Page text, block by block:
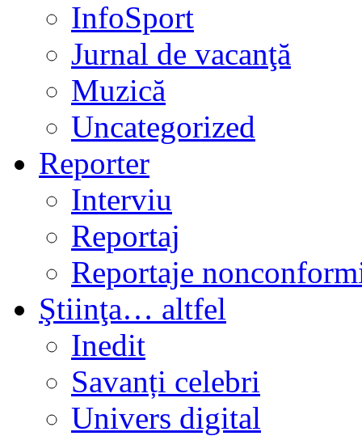
InfoSport
Jurnal de vacanţă
Muzică
Uncategorized
Reporter
Interviu
Reportaj
Reportaje
Ştiinţa… altfel
Inedit
Savanți celebri
Univers digital